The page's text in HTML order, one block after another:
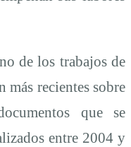
de los trabajos de
recientes sobre
que se
entre 2004 y